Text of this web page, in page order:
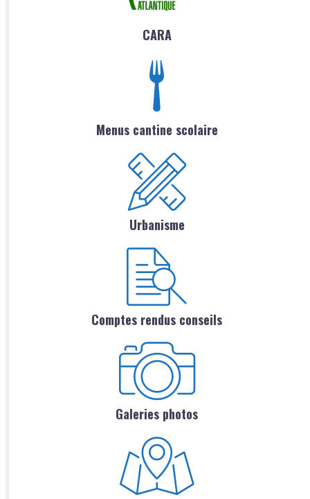
CARA
Menus cantine scolaire
Urbanisme
Comptes rendus conseils
Galeries photos